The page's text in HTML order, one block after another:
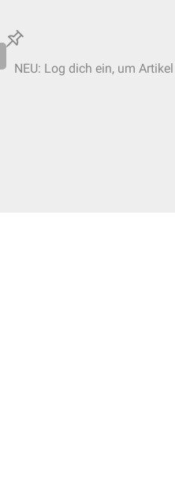
NEU: Log dich ein, um